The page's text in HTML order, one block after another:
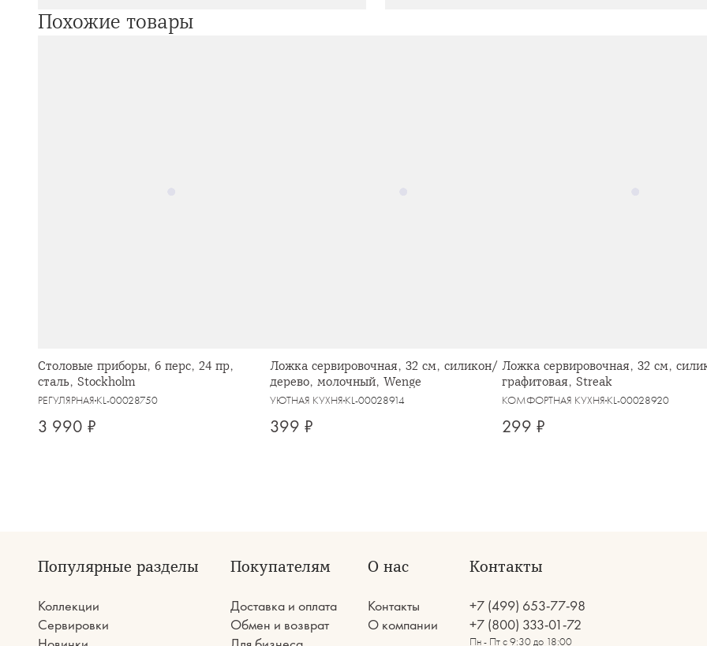
Похожие товары
Столовые приборы, 6 перс, 24 пр,
сталь, Stockholm
РЕГУЛЯРНАЯ KL-00028750
3 990 ₽
Ложка сервировочная, 32 см, силикон/
дерево, молочный, Wenge
УЮТНАЯ КУХНЯ KL-00028914
399 ₽
Ложка сервировочная, 32 см,
графитовая, Streak
КОМФОРТНАЯ КУХНЯ KL-00028920
299 ₽
Популярные разделы
Коллекции
Сервировки
Покупателям
Доставка и оплата
Обмен и возврат
О нас
Контакты
О компании
Контакты
+7 (499) 653-77-98
+7 (800) 333-01-72
Пн - Пт с 9:30 до 18:00